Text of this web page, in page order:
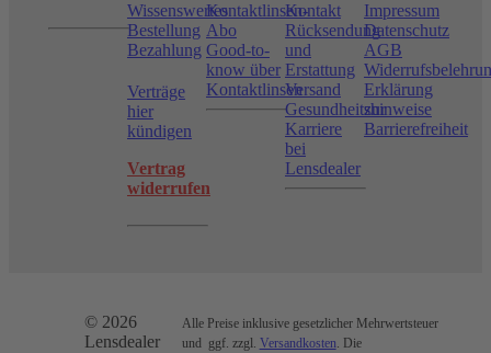
Wissenswertes
Bestellung
Bezahlung
Verträge
hier
kündigen
Vertrag
widerrufen
Kontaktlinsen-
Abo
Good-to-
know über
Kontaktlinsen
Kontakt
Rücksendung
und
Erstattung
Versand
Gesundheitshinweise
Karriere
bei
Lensdealer
Impressum
Datenschutz
AGB
Erklärung
zur
Barrierefreiheit
© 2026
Lensdealer
Alle Preise inklusive gesetzlicher Mehrwertsteuer
und ggf. zzgl. Versandkosten. Die